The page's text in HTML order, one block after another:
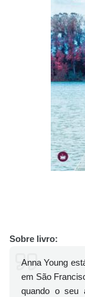
Sobre livro:
Anna Young
em São
quando o seu